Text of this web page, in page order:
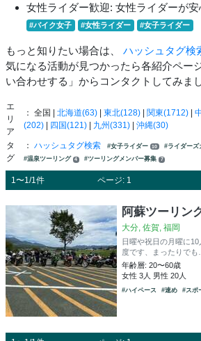
女性ライダー歓迎: 女性ライダーが
#バイク女子 #女性ライダー #女子ライダー
もっと知りたい場合は、 ハッシュタグ検
気になる活動が見つかったら各紹介ペー
い合わせする」からコンタクトしてみまし
エ
リ
ア
： 全国 | 北海道(63)| 東北(128)| 関東(1712)|
(202)| 四国(121)| 九州(331)| 沖縄(30)
タ
グ
： ハッシュタグ検索 #女子ライダー 10 #ライダーズ
#温泉ツーリング 4 #ツーリングメンバー募集 7
1〜1/1件 ページ: 1
阿蘇ツーリン
大分, 佐賀, 福岡
日曜や祝日の月曜に
度です、まったりでも…
年齢層: 20〜60歳
女性 3人 男性 20人
#ハイペース #速め #スポ